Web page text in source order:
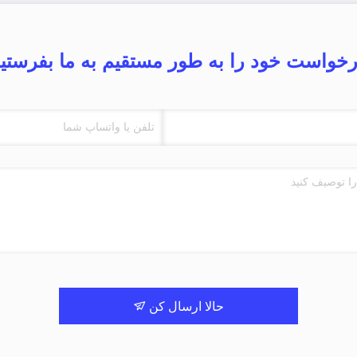
خود را به طور مستقیم به ما
حالا ارسال کن